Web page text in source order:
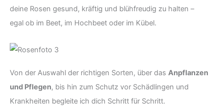
deine Rosen gesund, kräftig und blühfreudig zu halten –
egal ob im Beet, im Hochbeet oder im Kübel.
Von der Auswahl der richtigen Sorten, über das Anpflanzen
und Pflegen, bis hin zum Schutz vor Schädlingen und
Krankheiten begleite ich dich Schritt für Schritt.